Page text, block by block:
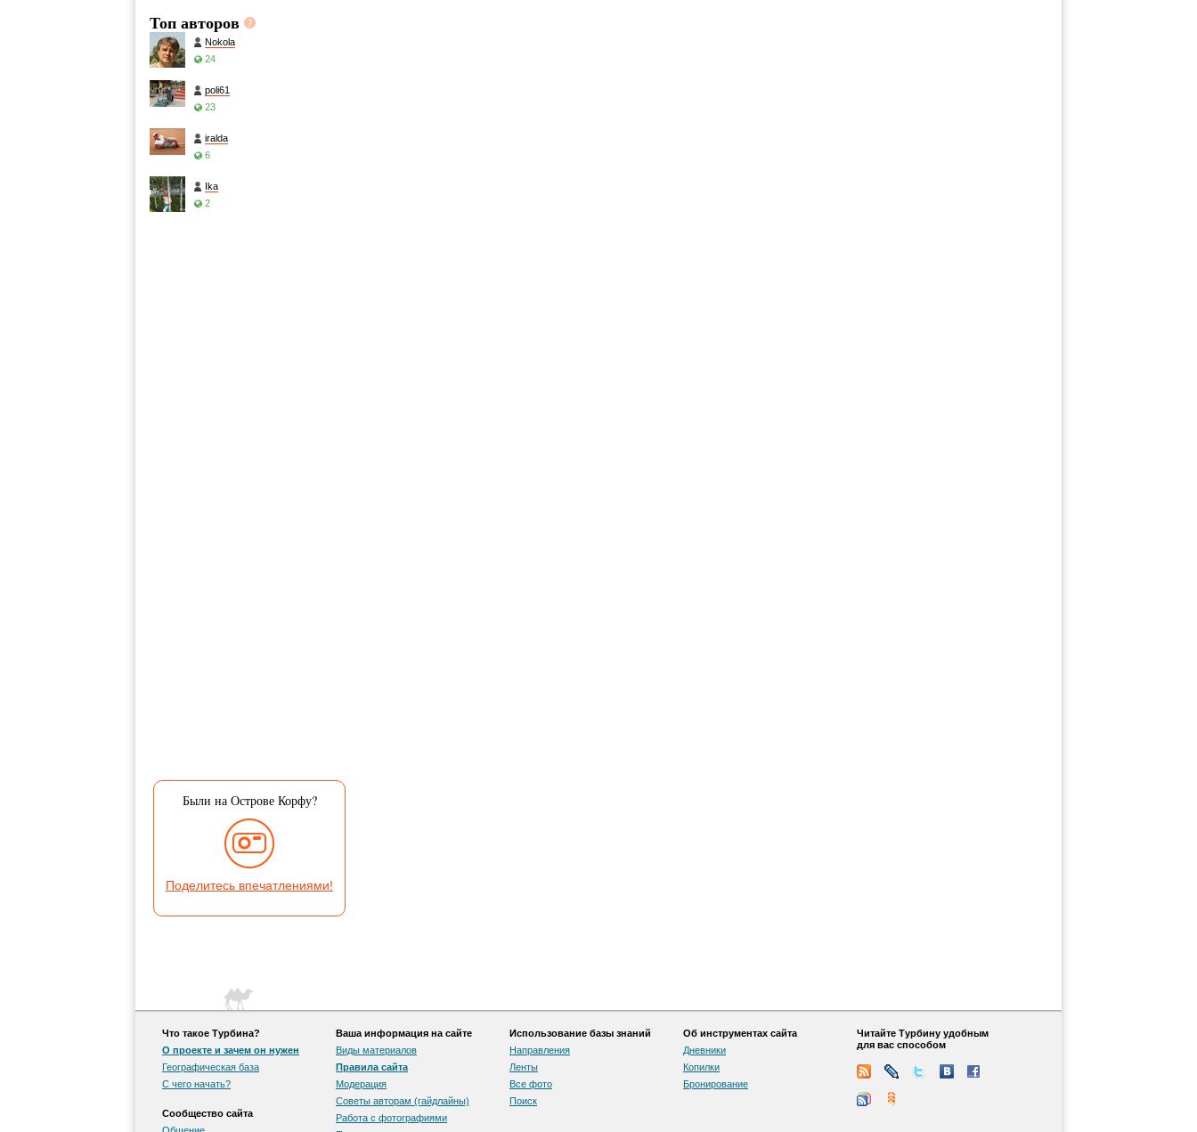
Топ авторов
Nokola
24
poli61
23
iralda
6
Ika
2
Были на Острове Корфу?
Поделитесь впечатлениями!
Что такое Турбина?
О проекте и зачем он нужен
Географическая база
С чего начать?
Сообщество сайта
Ваша информация на сайте
Виды материалов
Правила сайта
Модерация
Советы авторам (гайдлайны)
Работа с фотографиями
Использование базы знаний
Направления
Ленты
Все фото
Поиск
Об инструментах сайта
Дневники
Копилки
Бронирование
Читайте Турбину удобным
для вас способом